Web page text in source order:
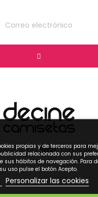
propias y de terceros para
relacionada con sus
sus hábitos de navegación. Para
uso pulse el botón Acepto.
Personalizar las cookies
©2021. Todos los
reservados.